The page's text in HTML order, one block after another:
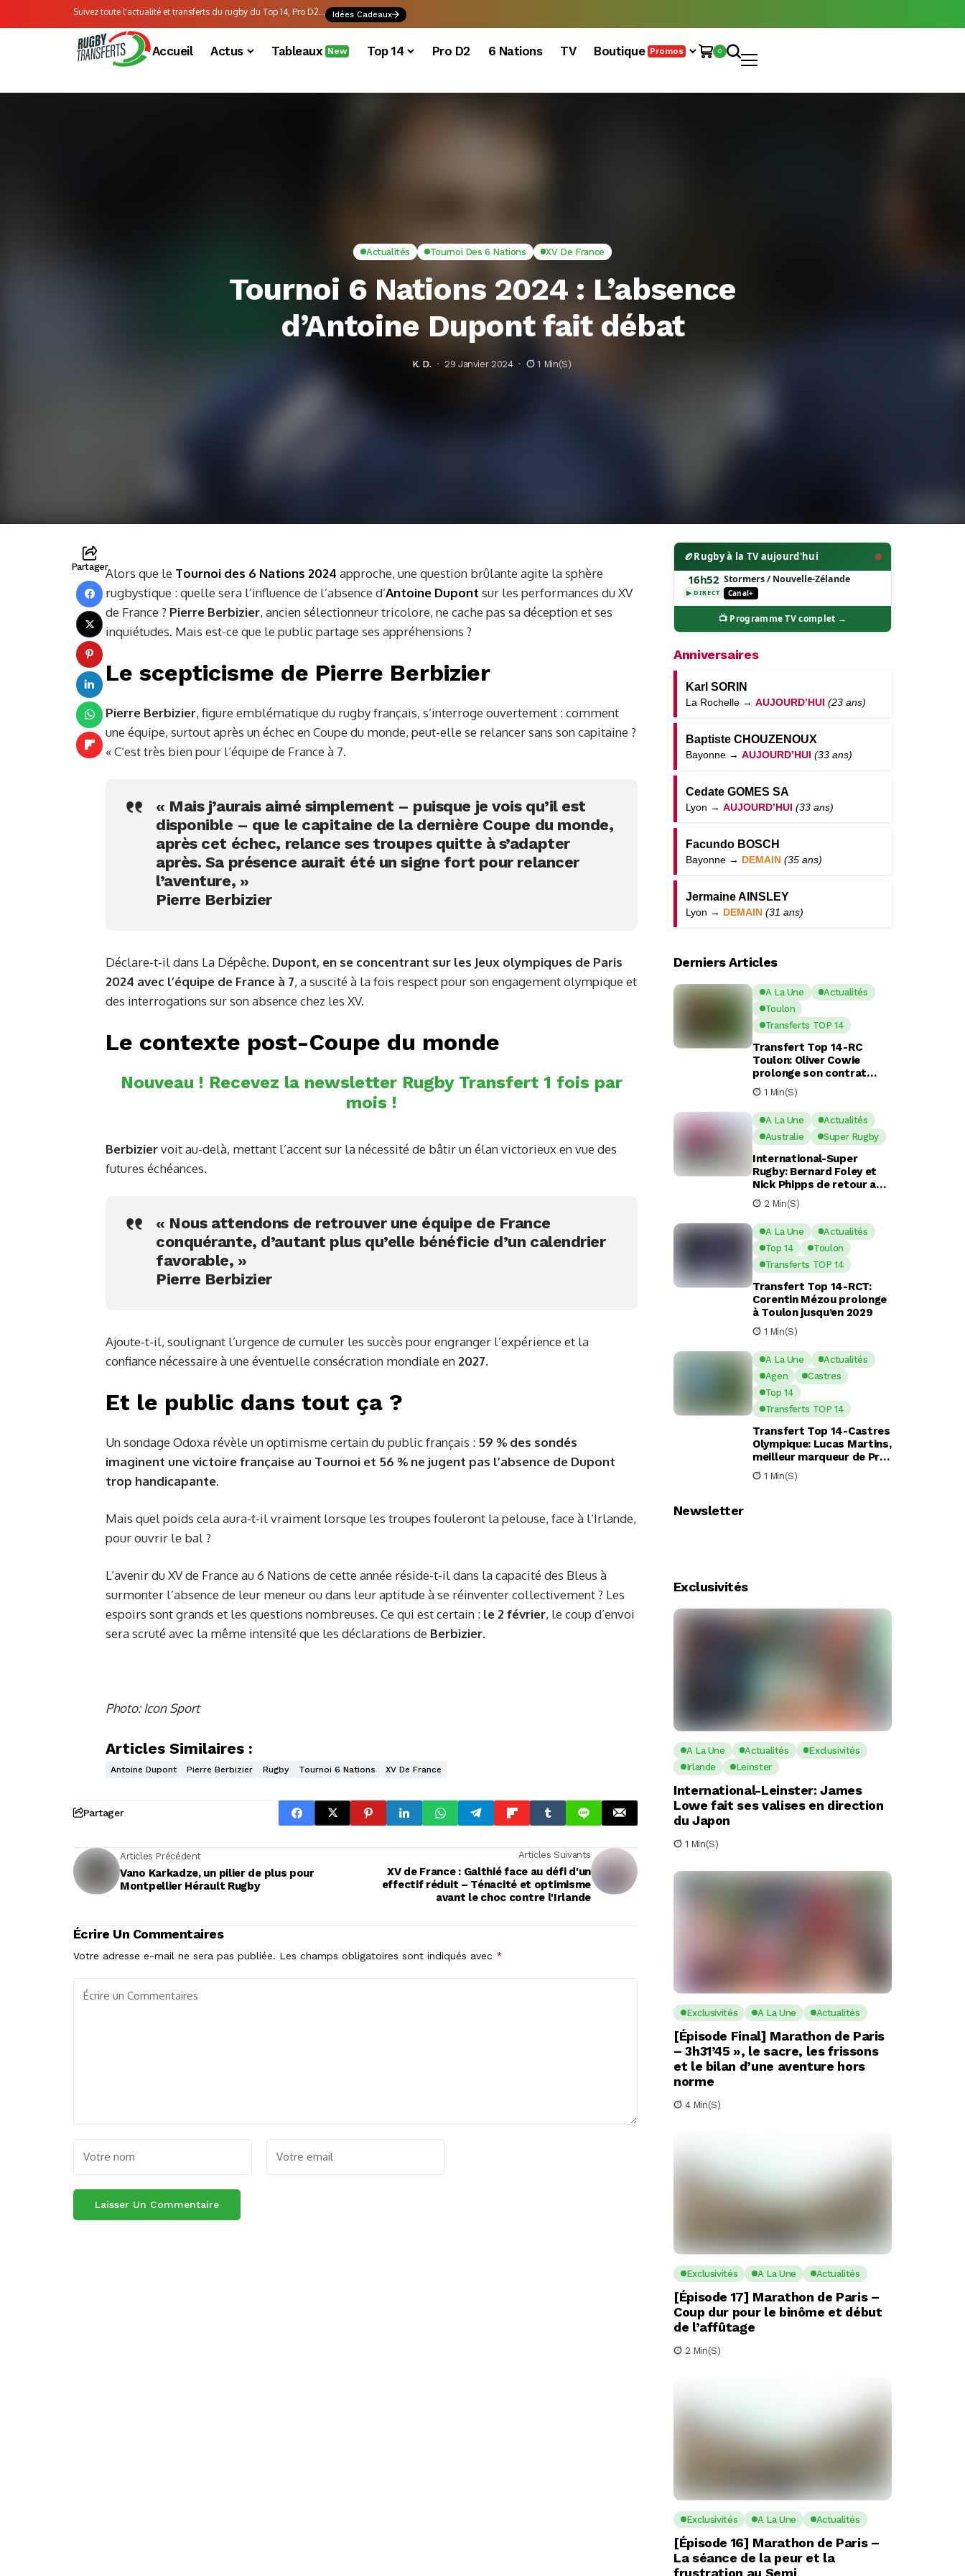
Suivez toute l'actualité et transferts du rugby du Top 14, Pro D2... Idées Cadeaux
Accueil Actus Tableaux New Top 14 Pro D2 6 Nations TV Boutique Promos 0
Actualités Tournoi Des 6 Nations XV De France
Tournoi 6 Nations 2024 : L’absence
d’Antoine Dupont fait débat
K. D. 29 Janvier 2024 1 Min(s)
PartagerAlors que le Tournoi des 6 Nations 2024 approche, une question brûlante agite la sphère
rugbystique : quelle sera l’influence de l’absence d’Antoine Dupont sur les performances du XV
de France ? Pierre Berbizier, ancien sélectionneur tricolore, ne cache pas sa déception et ses
inquiétudes. Mais est-ce que le public partage ses appréhensions ?
Le scepticisme de Pierre Berbizier
Pierre Berbizier, figure emblématique du rugby français, s’interroge ouvertement : comment
une équipe, surtout après un échec en Coupe du monde, peut-elle se relancer sans son capitaine ?
« C’est très bien pour l’équipe de France à 7.
« Mais j’aurais aimé simplement – puisque je vois qu’il est
disponible – que le capitaine de la dernière Coupe du monde,
après cet échec, relance ses troupes quitte à s’adapter
après. Sa présence aurait été un signe fort pour relancer
l’aventure, »
Pierre Berbizier
Déclare-t-il dans La Dépêche. Dupont, en se concentrant sur les Jeux olympiques de Paris
2024 avec l’équipe de France à 7, a suscité à la fois respect pour son engagement olympique et
des interrogations sur son absence chez les XV.
Le contexte post-Coupe du monde
Nouveau ! Recevez la newsletter Rugby Transfert 1 fois par
mois !
Berbiziervoit au-delà, mettant l’accent sur la nécessité de bâtir un élan victorieux en vue des
futures échéances.
« Nous attendons de retrouver une équipe de France
conquérante, d’autant plus qu’elle bénéficie d’un calendrier
favorable, »
Pierre Berbizier
Ajoute-t-il, soulignant l’urgence de cumuler les succès pour engranger l’expérience et la
confiance nécessaire à une éventuelle consécration mondiale en 2027.
Et le public dans tout ça ?
Un sondage Odoxa révèle un optimisme certain du public français : 59 % des sondés
imaginent une victoire française au Tournoi et 56 % ne jugent pas l’absence de Dupont
trop handicapante.
Mais quel poids cela aura-t-il vraiment lorsque les troupes fouleront la pelouse, face à l’Irlande,
pour ouvrir le bal ?
L’avenir du XV de France au 6 Nations de cette année réside-t-il dans la capacité des Bleus à
surmonter l’absence de leur meneur ou dans leur aptitude à se réinventer collectivement ? Les
espoirs sont grands et les questions nombreuses. Ce qui est certain : le 2 février, le coup d’envoi
sera scruté avec la même intensité que les déclarations de Berbizier.
Photo: Icon Sport
Articles Similaires :
Antoine Dupont Pierre Berbizier Rugby Tournoi 6 Nations XV De France
Partager
Articles Précédent
Vano Karkadze, un pilier de plus pour
Montpellier Hérault Rugby
Articles Suivants
XV de France : Galthié face au défi d'un
effectif réduit – Ténacité et optimisme
avant le choc contre l'Irlande
Écrire Un Commentaires
Votre adresse e-mail ne sera pas publiée. Les champs obligatoires sont indiqués avec *
🏉Rugby à la TV aujourd'hui
16h52
▶ DIRECT
Stormers / Nouvelle-Zélande
Canal+
📺 Programme TV complet →
Anniversaires
Karl SORIN
La Rochelle → AUJOURD’HUI (23 ans)
Baptiste CHOUZENOUX
Bayonne → AUJOURD’HUI (33 ans)
Cedate GOMES SA
Lyon → AUJOURD’HUI (33 ans)
Facundo BOSCH
Bayonne → DEMAIN (35 ans)
Jermaine AINSLEY
Lyon → DEMAIN (31 ans)
Derniers Articles
A La Une
Actualités
Toulon
Transferts TOP 14
Transfert Top 14-RC
Toulon: Oliver Cowie
prolonge son contrat
avec le RCT jusqu’en 2029
1 Min(s)
A La Une
Actualités
Australie
Super Rugby
International-Super
Rugby: Bernard Foley et
Nick Phipps de retour aux
Waratahs
2 Min(s)
A La Une
Actualités
Top 14
Toulon
Transferts TOP 14
Transfert Top 14-RCT:
Corentin Mézou prolonge
à Toulon jusqu’en 2029
1 Min(s)
A La Une
Actualités
Agen
Castres
Top 14
Transferts TOP 14
Transfert Top 14-Castres
Olympique: Lucas Martins,
meilleur marqueur de Pro
D2, en route pour Castres
?
1 Min(s)
Newsletter
Exclusivités
A La Une Actualités
Exclusivités
Irlande
Leinster
International-Leinster: James
Lowe fait ses valises en direction
du Japon
1 Min(s)
Exclusivités A La Une Actualités
[Épisode Final] Marathon de Paris
– 3h31’45 », le sacre, les frissons
et le bilan d’une aventure hors
norme
4 Min(s)
Exclusivités A La Une Actualités
[Épisode 17] Marathon de Paris –
Coup dur pour le binôme et début
de l’affûtage
2 Min(s)
Exclusivités A La Une Actualités
[Épisode 16] Marathon de Paris –
La séance de la peur et la
frustration au Semi